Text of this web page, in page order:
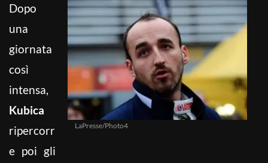
LaPresse/Photo4
Dopo
una
giornata
così
intensa,
Kubica
ripercorr
e poi gli